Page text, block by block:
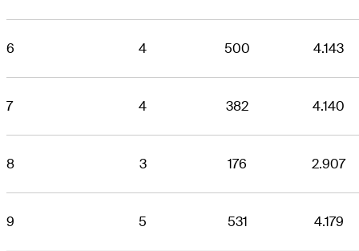
6 4 500 4.143
7 4 382 4.140
8 3 176 2.907
9 5 531 4.179